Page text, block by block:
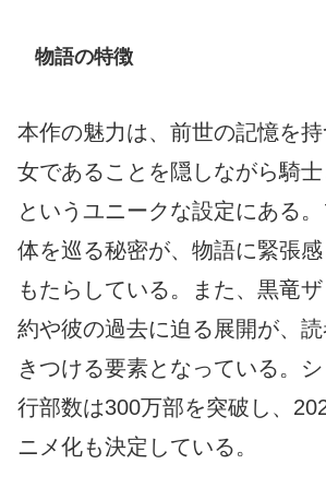
物語の特徴
本作の魅力は、前世の記憶を
女であることを隠しながら騎
というユニークな設定にある
体を巡る秘密が、物語に緊張
もたらしている。また、黒竜
約や彼の過去に迫る展開が、読
きつける要素となっている。
行部数は300万部を突破し、
ニメ化も決定している。